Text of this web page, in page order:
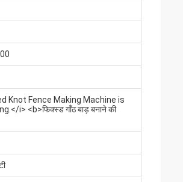
Knot Fence Making Machine is
i> <b>फिक्स्ड गाँठ बाड़ बनाने की